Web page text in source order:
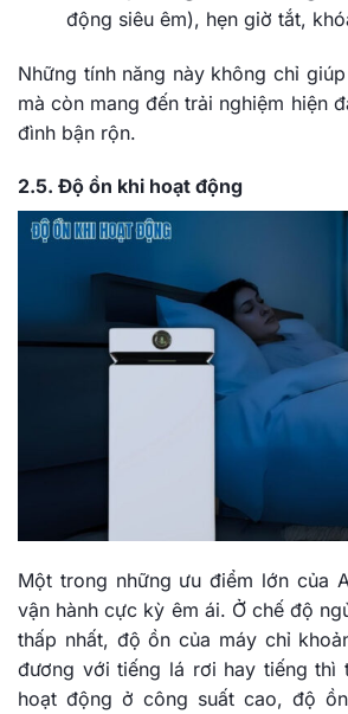
động siêu êm), hẹn giờ tắt,
Những tính năng này không chỉ
mà còn mang đến trải nghiệm hiện
đình bận rộn.
2.5. Độ ồn khi hoạt động
Một trong những ưu điểm lớn của
vận hành cực kỳ êm ái. Ở chế độ
thấp nhất, độ ồn của máy chỉ
đương với tiếng lá rơi hay tiếng thì
hoạt động ở công suất cao, độ